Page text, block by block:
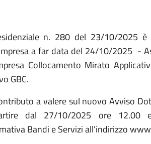
n. 280 del 23/10/2025
a far data del 24/10/2025 -
Collocamento Mirato
GBC.
a valere sul nuovo Avviso
dal 27/10/2025 ore 12.00
Bandi e Servizi all’indirizzo